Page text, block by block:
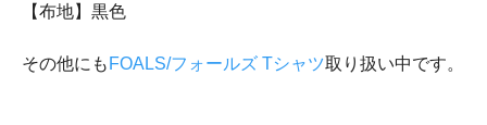
【布地】黒色
その他にも FOALS/フォールズ Tシャツ取り扱い中です。